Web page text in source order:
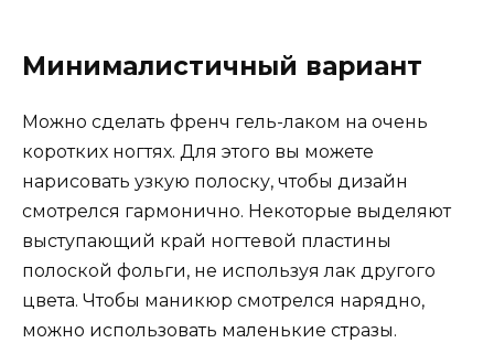
Минималистичный вариант
Можно сделать френч гель-лаком на очень
коротких ногтях. Для этого вы можете
нарисовать узкую полоску, чтобы дизайн
смотрелся гармонично. Некоторые выделяют
выступающий край ногтевой пластины
полоской фольги, не используя лак другого
цвета. Чтобы маникюр смотрелся нарядно,
можно использовать маленькие стразы.